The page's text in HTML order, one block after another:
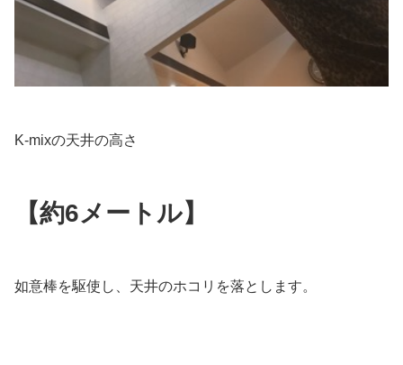
K-mixの天井の高さ
【約6メートル】
如意棒を駆使し、天井のホコリを落とします。